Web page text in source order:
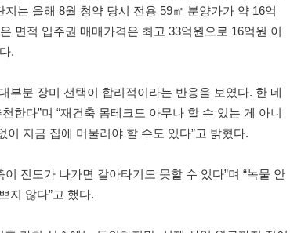
는 올해 8월 청약 당시 전용 59㎡ 분양가가 약 16억
면적 입주권 매매가격은 최고 33억원으로 16억원 이
.
부분 장미 선택이 합리적이라는 반응을 보였다. 한 네
한다”며 “재건축 몸테크도 아무나 할 수 있는 게 아니
이 지금 집에 머물러야 할 수도 있다”고 밝혔다.
진도가 나가면 갈아타기도 못할 수 있다”며 “녹물 안
지 않다”고 했다.